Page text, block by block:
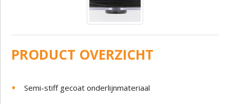
PRODUCT OVERZICHT
Semi-stiff gecoat onderlijnmateriaal